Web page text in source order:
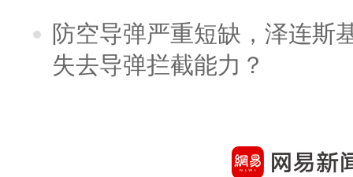
防空导弹严重短缺，泽连斯
失去导弹拦截能力？